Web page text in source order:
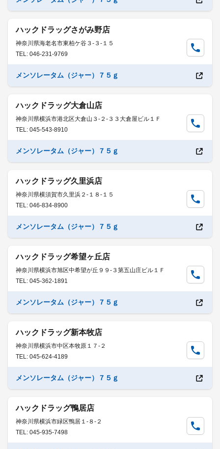
ハックドラッグさがみ野店
神奈川県海老名市東柏ケ谷３-３-１５
TEL: 046-231-9769
メンソレータム（ジャー）７５ｇ
ハックドラッグ大倉山店
神奈川県横浜市港北区大倉山３-２-３３大倉屋ビル１Ｆ
TEL: 045-543-8910
メンソレータム（ジャー）７５ｇ
ハックドラッグ久里浜店
神奈川県横須賀市久里浜２-１８-１５
TEL: 046-834-8900
メンソレータム（ジャー）７５ｇ
ハックドラッグ希望ヶ丘店
神奈川県横浜市旭区中希望が丘９９-３第五山庄ビル１Ｆ
TEL: 045-362-1891
メンソレータム（ジャー）７５ｇ
ハックドラッグ新本牧店
神奈川県横浜市中区本牧原１７-２
TEL: 045-624-4189
メンソレータム（ジャー）７５ｇ
ハックドラッグ鴨居店
神奈川県横浜市緑区鴨居１-８-２
TEL: 045-935-7498